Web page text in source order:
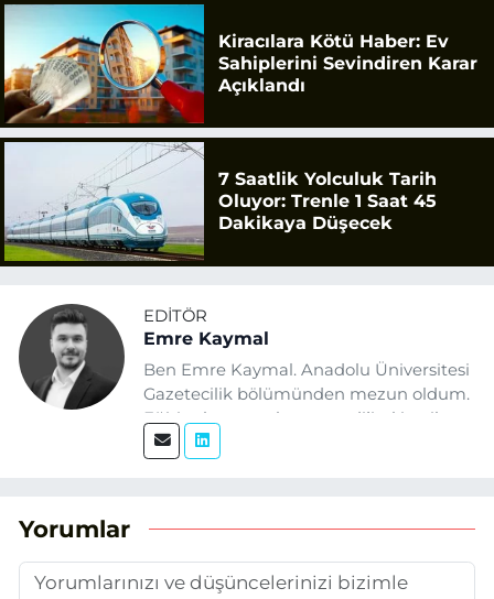
Kiracılara Kötü Haber: Ev
Sahiplerini Sevindiren Karar
Açıklandı
7 Saatlik Yolculuk Tarih
Oluyor: Trenle 1 Saat 45
Dakikaya Düşecek
EDITÖR
Emre Kaymal
Ben Emre Kaymal. Anadolu Üniversitesi
Gazetecilik bölümünden mezun oldum.
Eğitim hayatım boyunca dijital içerik
üretimi ve arama motoru
temel alıyorum.
Yorumlar